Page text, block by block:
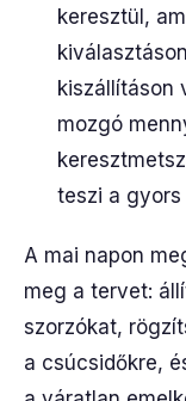
keresztül,
kiszállításon
mozgó
teszi a
A mai napon
meg a tervet:
szorzókat,
a csúcsidőkre,